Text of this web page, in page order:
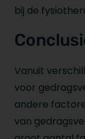
bij de
Vanuit
voor
andere
van